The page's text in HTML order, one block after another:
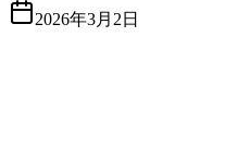
2026年3月2日